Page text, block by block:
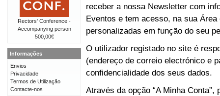
receber a nossa Newsletter com
Eventos e tem acesso, na sua
personalizadas em função do seu
O utilizador registado no site é
(endereço de correio electrónico e
confidencialidade dos seus dados.
Através da opção “A Minha
Rectors' Conference -
Accompanying person
500,00€
Informações
Envios
Privacidade
Termos de Utilização
Contacte-nos